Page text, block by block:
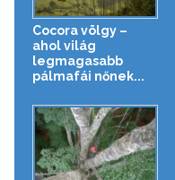
Cocora völgy –
ahol világ
legmagasabb
pálmafái nőnek...